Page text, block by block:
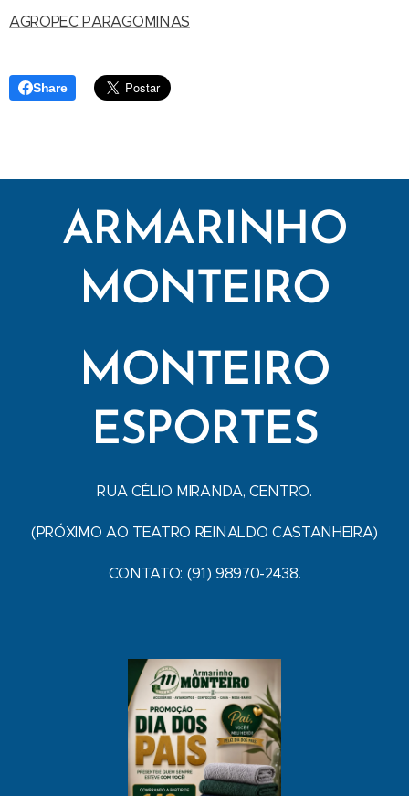
AGROPEC PARAGOMINAS
Share
ARMARINHO
MONTEIRO
MONTEIRO
ESPORTES
RUA CÉLIO MIRANDA, CENTRO.
(PRÓXIMO AO TEATRO REINALDO CASTANHEIRA)
CONTATO: (91) 98970-2438.